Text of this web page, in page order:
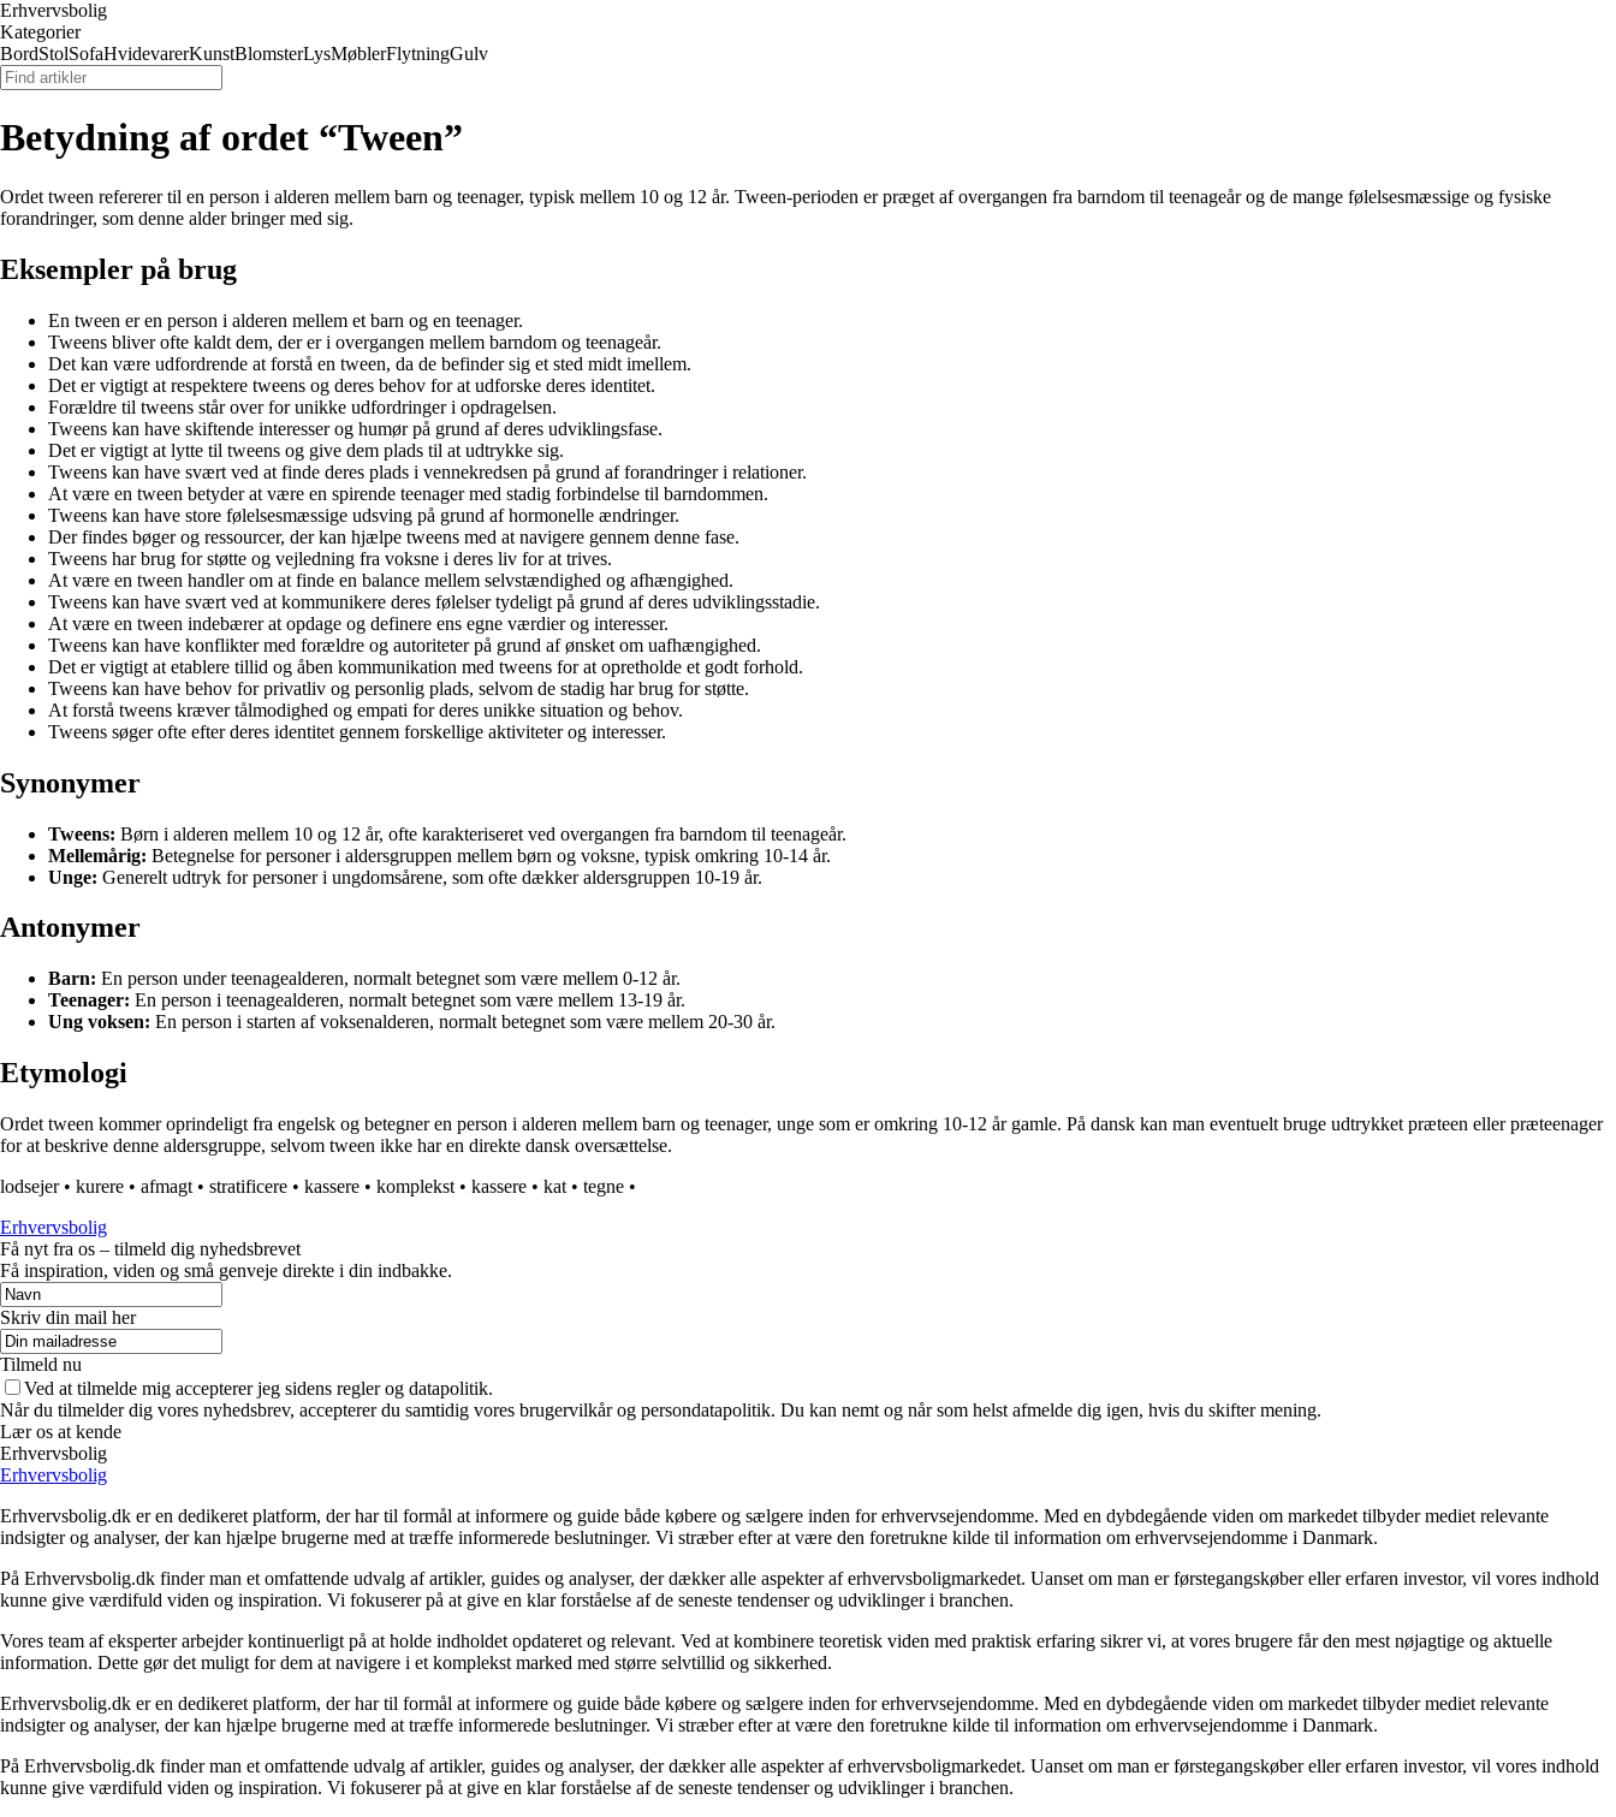
Erhvervsbolig
Kategorier
BordStolSofaHvidevarerKunstBlomsterLysMøblerFlytningGulv
Betydning af ordet “Tween”
Ordet tween refererer til en person i alderen mellem barn og teenager, typisk mellem 10 og 12 år. Tween-perioden er præget af overgangen fra barndom til teenageår og de mange følelsesmæssige og fysiske
forandringer, som denne alder bringer med sig.
Eksempler på brug
En tween er en person i alderen mellem et barn og en teenager.
Tweens bliver ofte kaldt dem, der er i overgangen mellem barndom og teenageår.
Det kan være udfordrende at forstå en tween, da de befinder sig et sted midt imellem.
Det er vigtigt at respektere tweens og deres behov for at udforske deres identitet.
Forældre til tweens står over for unikke udfordringer i opdragelsen.
Tweens kan have skiftende interesser og humør på grund af deres udviklingsfase.
Det er vigtigt at lytte til tweens og give dem plads til at udtrykke sig.
Tweens kan have svært ved at finde deres plads i vennekredsen på grund af forandringer i relationer.
At være en tween betyder at være en spirende teenager med stadig forbindelse til barndommen.
Tweens kan have store følelsesmæssige udsving på grund af hormonelle ændringer.
Der findes bøger og ressourcer, der kan hjælpe tweens med at navigere gennem denne fase.
Tweens har brug for støtte og vejledning fra voksne i deres liv for at trives.
At være en tween handler om at finde en balance mellem selvstændighed og afhængighed.
Tweens kan have svært ved at kommunikere deres følelser tydeligt på grund af deres udviklingsstadie.
At være en tween indebærer at opdage og definere ens egne værdier og interesser.
Tweens kan have konflikter med forældre og autoriteter på grund af ønsket om uafhængighed.
Det er vigtigt at etablere tillid og åben kommunikation med tweens for at opretholde et godt forhold.
Tweens kan have behov for privatliv og personlig plads, selvom de stadig har brug for støtte.
At forstå tweens kræver tålmodighed og empati for deres unikke situation og behov.
Tweens søger ofte efter deres identitet gennem forskellige aktiviteter og interesser.
Synonymer
Tweens: Børn i alderen mellem 10 og 12 år, ofte karakteriseret ved overgangen fra barndom til teenageår.
Mellemårig: Betegnelse for personer i aldersgruppen mellem børn og voksne, typisk omkring 10-14 år.
Unge: Generelt udtryk for personer i ungdomsårene, som ofte dækker aldersgruppen 10-19 år.
Antonymer
Barn: En person under teenagealderen, normalt betegnet som være mellem 0-12 år.
Teenager: En person i teenagealderen, normalt betegnet som være mellem 13-19 år.
Ung voksen: En person i starten af voksenalderen, normalt betegnet som være mellem 20-30 år.
Etymologi
Ordet tween kommer oprindeligt fra engelsk og betegner en person i alderen mellem barn og teenager, unge som er omkring 10-12 år gamle. På dansk kan man eventuelt bruge udtrykket præteen eller præteenager
for at beskrive denne aldersgruppe, selvom tween ikke har en direkte dansk oversættelse.
lodsejer• kurere • afmagt • stratificere • kassere • komplekst • kassere • kat • tegne •
Erhvervsbolig
Få nyt fra os – tilmeld dig nyhedsbrevet
Få inspiration, viden og små genveje direkte i din indbakke.
Skriv din mail her
Tilmeld nu
Ved at tilmelde mig accepterer jeg sidens regler og datapolitik.
Når du tilmelder dig vores nyhedsbrev, accepterer du samtidig vores brugervilkår og persondatapolitik. Du kan nemt og når som helst afmelde dig igen, hvis du skifter mening.
Lær os at kende
Erhvervsbolig
Erhvervsbolig
Erhvervsbolig.dk er en dedikeret platform, der har til formål at informere og guide både købere og sælgere inden for erhvervsejendomme. Med en dybdegående viden om markedet tilbyder mediet relevante
indsigter og analyser, der kan hjælpe brugerne med at træffe informerede beslutninger. Vi stræber efter at være den foretrukne kilde til information om erhvervsejendomme i Danmark.
På Erhvervsbolig.dk finder man et omfattende udvalg af artikler, guides og analyser, der dækker alle aspekter af erhvervsboligmarkedet. Uanset om man er førstegangskøber eller erfaren investor, vil vores indhold
kunne give værdifuld viden og inspiration. Vi fokuserer på at give en klar forståelse af de seneste tendenser og udviklinger i branchen.
Vores team af eksperter arbejder kontinuerligt på at holde indholdet opdateret og relevant. Ved at kombinere teoretisk viden med praktisk erfaring sikrer vi, at vores brugere får den mest nøjagtige og aktuelle
information. Dette gør det muligt for dem at navigere i et komplekst marked med større selvtillid og sikkerhed.
Erhvervsbolig.dk er en dedikeret platform, der har til formål at informere og guide både købere og sælgere inden for erhvervsejendomme. Med en dybdegående viden om markedet tilbyder mediet relevante
indsigter og analyser, der kan hjælpe brugerne med at træffe informerede beslutninger. Vi stræber efter at være den foretrukne kilde til information om erhvervsejendomme i Danmark.
På Erhvervsbolig.dk finder man et omfattende udvalg af artikler, guides og analyser, der dækker alle aspekter af erhvervsboligmarkedet. Uanset om man er førstegangskøber eller erfaren investor, vil vores indhold
kunne give værdifuld viden og inspiration. Vi fokuserer på at give en klar forståelse af de seneste tendenser og udviklinger i branchen.